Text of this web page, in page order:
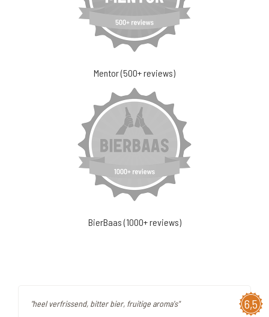
Mentor (500+ reviews)
BierBaas (1000+ reviews)
6,5
"heel verfrissend, bitter bier, fruitige aroma's"